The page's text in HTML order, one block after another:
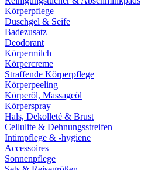
Körperpflege
Duschgel & Seife
Badezusatz
Deodorant
Körpermilch
Körpercreme
Straffende Körperpflege
Körperpeeling
Körperöl, Massageöl
Körperspray
Hals, Dekolleté & Brust
Cellulite & Dehnungsstreifen
Intimpflege & -hygiene
Accessoires
Sonnenpflege